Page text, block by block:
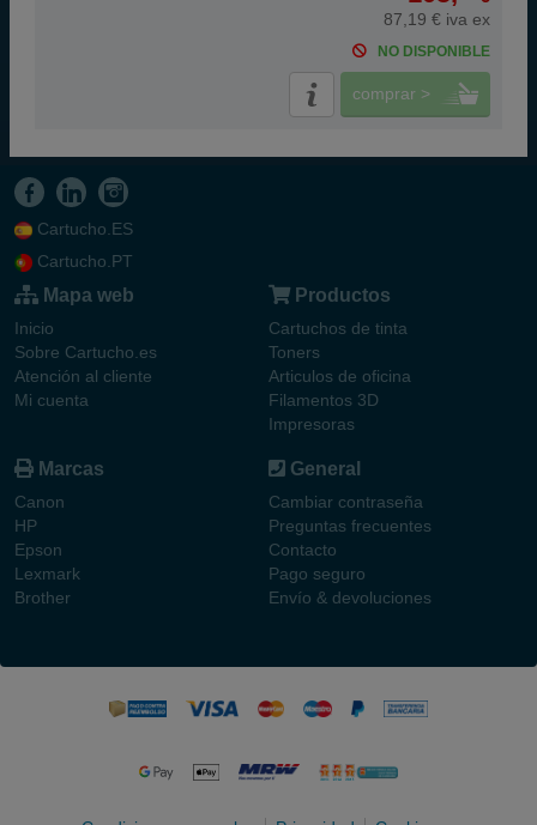
87,19 € iva ex
NO DISPONIBLE
comprar >
Cartucho.ES
Cartucho.PT
Mapa web
Inicio
Sobre Cartucho.es
Atención al cliente
Mi cuenta
Productos
Cartuchos de tinta
Toners
Articulos de oficina
Filamentos 3D
Impresoras
Marcas
Canon
HP
Epson
Lexmark
Brother
General
Cambiar contraseña
Preguntas frecuentes
Contacto
Pago seguro
Envío & devoluciones